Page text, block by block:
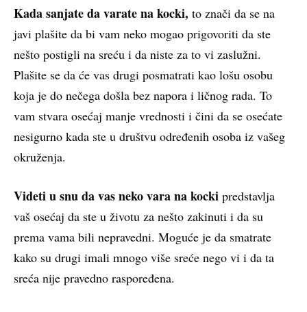
Kada sanjate da varate na kocki, to znači da se na
javi plašite da bi vam neko mogao prigovoriti da ste
nešto postigli na sreću i da niste za to vi zaslužni.
Plašite se da će vas drugi posmatrati kao lošu osobu
koja je do nečega došla bez napora i ličnog rada. To
vam stvara osećaj manje vrednosti i čini da se osećate
nesigurno kada ste u društvu određenih osoba iz vašeg
okruženja.
Videti u snu da vas neko vara na kocki predstavlja
vaš osećaj da ste u životu za nešto zakinuti i da su
prema vama bili nepravedni. Moguće je da smatrate
kako su drugi imali mnogo više sreće nego vi i da ta
sreća nije pravedno raspoređena.